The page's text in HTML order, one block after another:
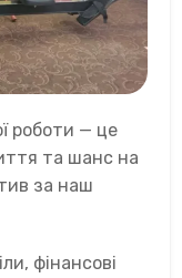
роботи — це
та шанс на
за наш
фінансові